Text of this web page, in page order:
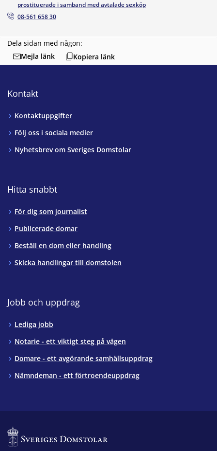
Dela sidan med någon:
Mejla länk
Kopiera länk
prostituerade i samband med avtalade sexköp
08-561 658 30
Kontakt
Kontaktuppgifter
Följ oss i sociala medier
Nyhetsbrev om Sveriges Domstolar
Hitta snabbt
För dig som journalist
Publicerade domar
Beställ en dom eller handling
Skicka handlingar till domstolen
Jobb och uppdrag
Lediga jobb
Notarie - ett viktigt steg på vägen
Domare - ett avgörande samhällsuppdrag
Nämndeman - ett förtroendeuppdrag